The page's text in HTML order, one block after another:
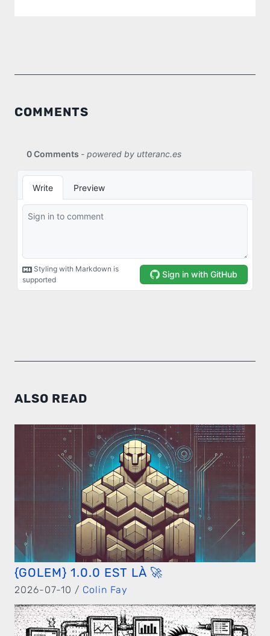
COMMENTS
ALSO READ
{GOLEM} 1.0.0 EST LÀ 🚀
2026-07-10 / Colin Fay